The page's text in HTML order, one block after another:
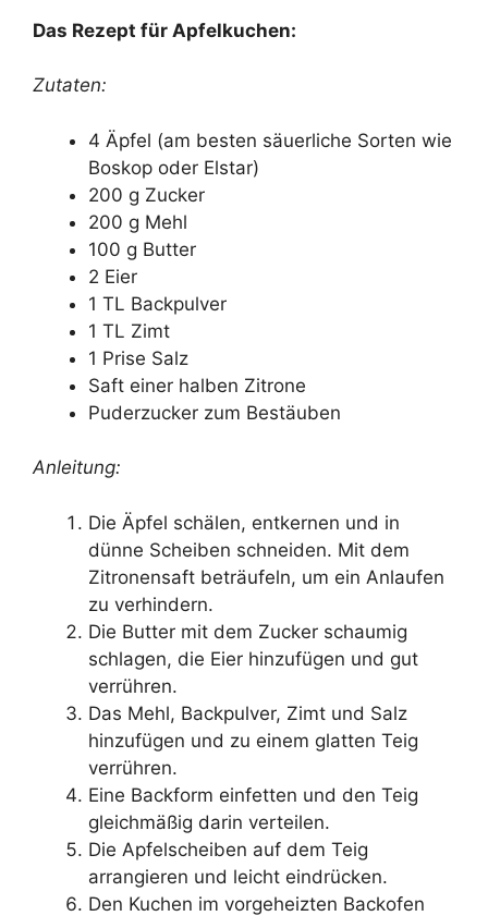
Das Rezept für Apfelkuchen:
Zutaten:
4 Äpfel (am besten säuerliche Sorten wie
Boskop oder Elstar)
200 g Zucker
200 g Mehl
100 g Butter
2 Eier
1 TL Backpulver
1 TL Zimt
1 Prise Salz
Saft einer halben Zitrone
Puderzucker zum Bestäuben
Anleitung:
Die Äpfel schälen, entkernen und in
dünne Scheiben schneiden. Mit dem
Zitronensaft beträufeln, um ein Anlaufen
zu verhindern.
Die Butter mit dem Zucker schaumig
schlagen, die Eier hinzufügen und gut
verrühren.
Das Mehl, Backpulver, Zimt und Salz
hinzufügen und zu einem glatten Teig
verrühren.
Eine Backform einfetten und den Teig
gleichmäßig darin verteilen.
Die Apfelscheiben auf dem Teig
arrangieren und leicht eindrücken.
Den Kuchen im vorgeheizten Backofen